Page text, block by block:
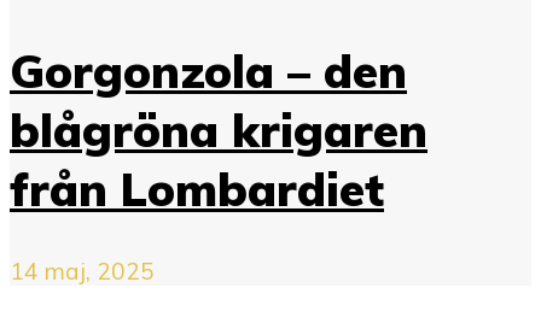
Gorgonzola – den
blågröna krigaren
från Lombardiet
14 maj, 2025